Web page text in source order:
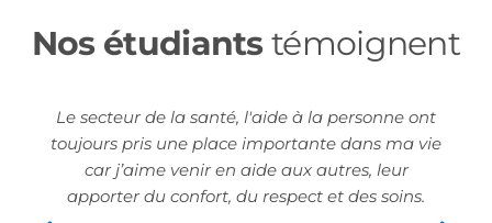
Nos étudiantstémoignent
Le secteur de la santé, l'aide à la personne ont
toujours pris une place importante dans ma vie
car j’aime venir en aide aux autres, leur
apporter du confort, du respect et des soins.